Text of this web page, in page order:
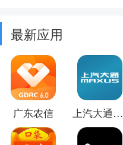
最新应用
广东农信 上汽大通MAXUS